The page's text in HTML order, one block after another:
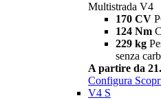
Multistrada V4
170 CV
124 Nm
229 kg
senza
A partire da
Configura
V4 S